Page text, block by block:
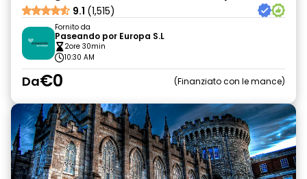
9.1 (1,515)
Fornito da
Paseando por Europa S.L
2ore 30min
10:30 AM
Da€0 Finanziato con le mance